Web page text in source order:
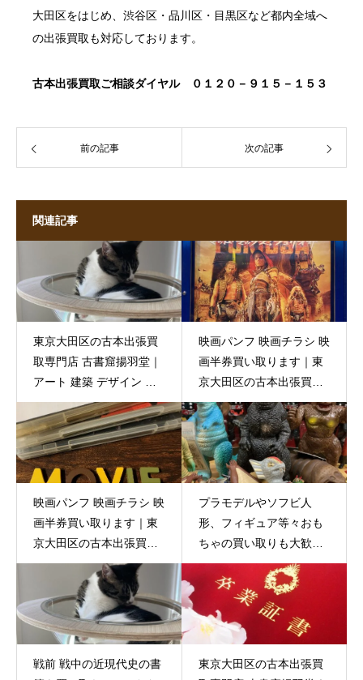
大田区をはじめ、渋谷区・品川区・目黒区など都内全域へ
の出張買取も対応しております。
古本出張買取ご相談ダイヤル ０１２０－９１５－１５３
前の記事 次の記事
関連記事
東京大田区の古本出張買
取専門店 古書窟揚羽堂｜
アート 建築 デザイン 関
連の書籍 買い取り大歓迎
です♪
映画パンフ 映画チラシ 映
画半券買い取ります｜東
京大田区の古本出張買取
専門店 古書窟揚羽堂
映画パンフ 映画チラシ 映
画半券買い取ります｜東
京大田区の古本出張買取
専門店 古書窟揚羽堂
プラモデルやソフビ人
形、フィギュア等々おも
ちゃの買い取りも大歓迎
｜東京大田区の出張買取
専門店 古書窟揚羽堂
戦前 戦中の近現代史の書
東京大田区の古本出張買